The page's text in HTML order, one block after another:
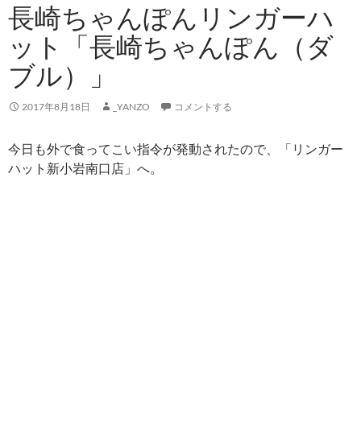
長崎ちゃんぽんリンガーハ
ット「長崎ちゃんぽん（ダ
ブル）」
2017年8月18日 _YANZO コメントする
今日も外で食ってこい指令が発動されたので、「リンガー
ハット新小岩南口店」へ。